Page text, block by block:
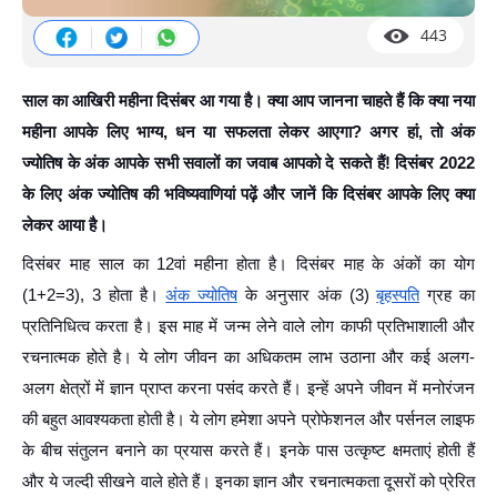
443
साल का आखिरी महीना दिसंबर आ गया है। क्या आप जानना चाहते हैं कि क्या नया
महीना आपके लिए भाग्य, धन या सफलता लेकर आएगा? अगर हां, तो अंक
ज्योतिष के अंक आपके सभी सवालों का जवाब आपको दे सकते हैं! दिसंबर 2022
के लिए अंक ज्योतिष की भविष्यवाणियां पढ़ें और जानें कि दिसंबर आपके लिए क्या
लेकर आया है।
दिसंबर माह साल का 12वां महीना होता है। दिसंबर माह के अंकों का योग
(1+2=3), 3 होता है।अंक ज्योतिष के अनुसार अंक (3)बृहस्पति ग्रह का
प्रतिनिधित्व करता है। इस माह में जन्म लेने वाले लोग काफी प्रतिभाशाली और
रचनात्मक होते है। ये लोग जीवन का अधिकतम लाभ उठाना और कई अलग-
अलग क्षेत्रों में ज्ञान प्राप्त करना पसंद करते हैं। इन्हें अपने जीवन में मनोरंजन
की बहुत आवश्यकता होती है। ये लोग हमेशा अपने प्रोफेशनल और पर्सनल लाइफ
के बीच संतुलन बनाने का प्रयास करते हैं। इनके पास उत्कृष्ट क्षमताएं होती हैं
और ये जल्दी सीखने वाले होते हैं। इनका ज्ञान और रचनात्मकता दूसरों को प्रेरित